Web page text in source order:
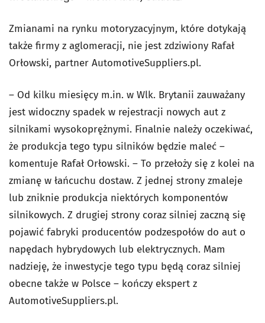
Zmianami na rynku motoryzacyjnym, które dotykają
także firmy z aglomeracji, nie jest zdziwiony Rafał
Orłowski, partner AutomotiveSuppliers.pl.
– Od kilku miesięcy m.in. w Wlk. Brytanii zauważany
jest widoczny spadek w rejestracji nowych aut z
silnikami wysokoprężnymi. Finalnie należy oczekiwać,
że produkcja tego typu silników będzie maleć –
komentuje Rafał Orłowski. – To przełoży się z kolei na
zmianę w łańcuchu dostaw. Z jednej strony zmaleje
lub zniknie produkcja niektórych komponentów
silnikowych. Z drugiej strony coraz silniej zaczną się
pojawić fabryki producentów podzespołów do aut o
napędach hybrydowych lub elektrycznych. Mam
nadzieję, że inwestycje tego typu będą coraz silniej
obecne także w Polsce – kończy ekspert z
AutomotiveSuppliers.pl.